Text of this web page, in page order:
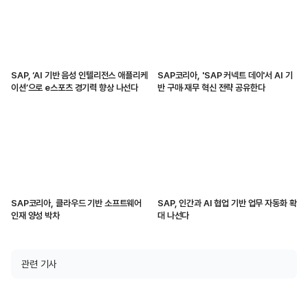
SAP, ‘AI 기반 음성 인텔리전스 애플리케
이션’으로 e스포츠 경기력 향상 나선다
SAP코리아, 'SAP 커넥트 데이'서 AI 기
반 구매·재무 혁신 전략 공유한다
SAP코리아, 클라우드 기반 소프트웨어
인재 양성 박차
SAP, 인간과 AI 협업 기반 업무 자동화 확
대 나선다
관련 기사